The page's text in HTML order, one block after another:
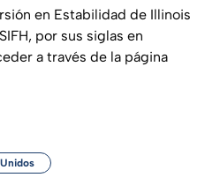
en Estabilidad de Illinois
por sus siglas en
a través de la página